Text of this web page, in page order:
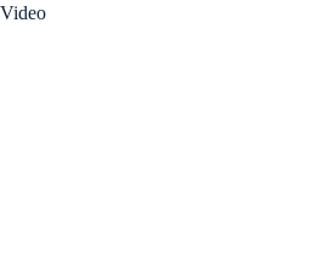
Video